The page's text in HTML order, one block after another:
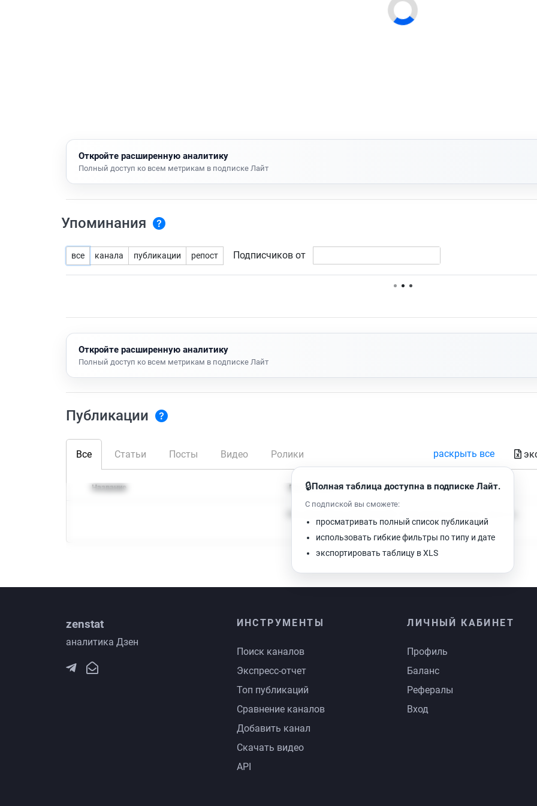
Откройте расширенную аналитику
Полный доступ ко всем метрикам в подписке Лайт
Упоминания
все канала публикации репост Подписчиков от
Нет доступных упоминаний.
Откройте расширенную аналитику
Полный доступ ко всем метрикам в подписке Лайт
Публикации
Все Статьи Посты Видео Ролики раскрыть все
Название Просмотров Время чтения
🔒Полная таблица доступна в подписке Лайт.
С подпиской вы сможете:
просматривать полный список публикаций
использовать гибкие фильтры по типу и дате
экспортировать таблицу в XLS
zenstat
аналитика Дзен
ИНСТРУМЕНТЫ
Поиск каналов
Экспресс-отчет
Топ публикаций
Сравнение каналов
Добавить канал
Скачать видео
API
ЛИЧНЫЙ КАБИНЕТ
Профиль
Баланс
Рефералы
Вход